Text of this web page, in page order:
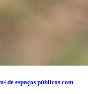
de espaços públicos com